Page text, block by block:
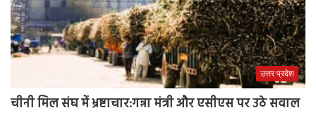
उत्तर प्रदेश
चीनी मिल संघ में भ्रष्टाचार:गन्ना मंत्री और एसीएस पर उठे सवाल